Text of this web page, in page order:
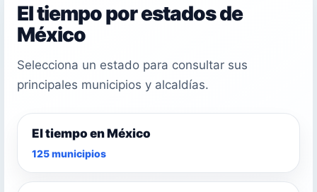
El tiempo por estados de
México
Selecciona un estado para consultar sus
principales municipios y alcaldías.
El tiempo en México
125 municipios